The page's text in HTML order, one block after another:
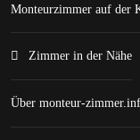
Monteurzimmer auf der
Zimmer in der Nähe
Über monteur-